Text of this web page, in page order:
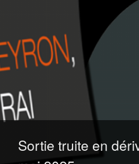
ALLER AU CONTENU
Sortie truite en